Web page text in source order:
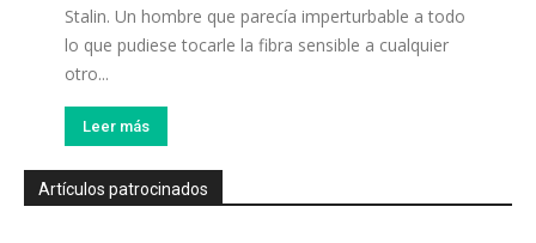
Stalin. Un hombre que parecía imperturbable a todo
lo que pudiese tocarle la fibra sensible a cualquier
otro...
Leer más
Artículos patrocinados